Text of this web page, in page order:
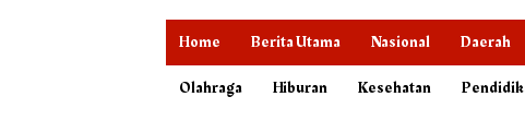
Home Berita Utama Nasional Daerah
Olahraga
Hiburan Kesehatan